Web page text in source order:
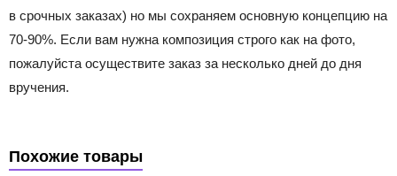
в срочных заказах) но мы сохраняем основную концепцию на
70-90%. Если вам нужна композиция строго как на фото,
пожалуйста осуществите заказ за несколько дней до дня
вручения.
Похожие товары